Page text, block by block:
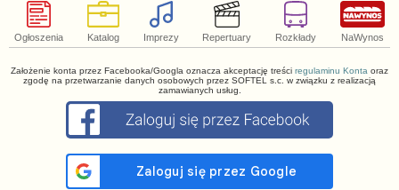
Ogłoszenia Katalog Imprezy Repertuary Rozkłady NaWynos
Założenie konta przez Facebooka/Googla oznacza akceptację treści regulaminu Konta oraz
zgodę na przetwarzanie danych osobowych przez SOFTEL s.c. w związku z realizacją
zamawianych usług.